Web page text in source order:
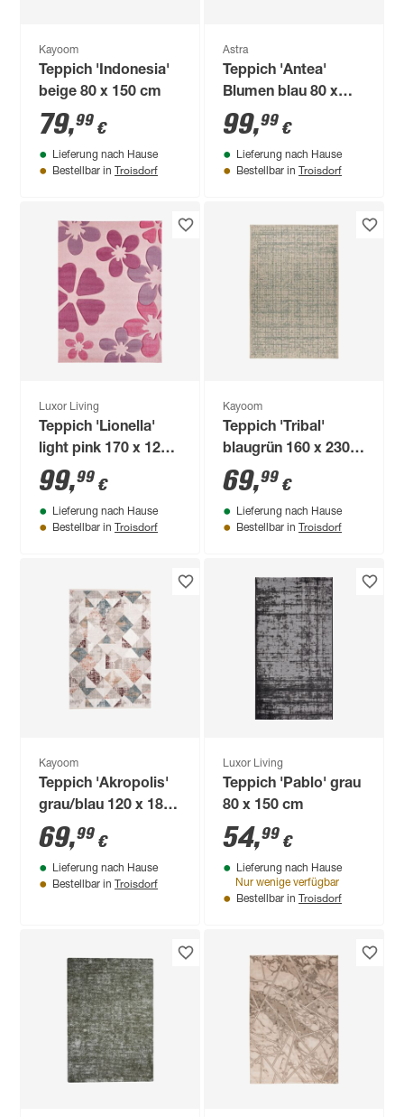
Kayoom
Teppich 'Indonesia'
beige 80 x 150 cm
79,99 €
Lieferung nach Hause
Bestellbar in Troisdorf
Astra
Teppich 'Antea'
Blumen blau 80 x
150 cm
99,99 €
Lieferung nach Hause
Bestellbar in Troisdorf
Luxor Living
Teppich 'Lionella'
light pink 170 x 120
cm
99,99 €
Lieferung nach Hause
Bestellbar in Troisdorf
Kayoom
Teppich 'Tribal'
blaugrün 160 x 230
cm
69,99 €
Lieferung nach Hause
Bestellbar in Troisdorf
Kayoom
Teppich 'Akropolis'
grau/blau 120 x 180
cm
69,99 €
Lieferung nach Hause
Bestellbar in Troisdorf
Luxor Living
Teppich 'Pablo' grau
80 x 150 cm
54,99 €
Lieferung nach Hause
Nur wenige verfügbar
Bestellbar in Troisdorf